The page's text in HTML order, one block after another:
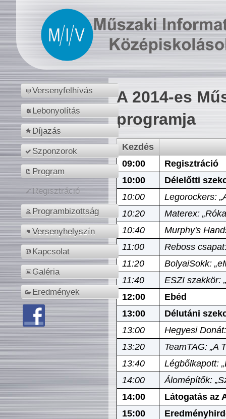
Versenyfelhívás
Lebonyolítás
Díjazás
Szponzorok
Program
Regisztráció
Programbizottság
Versenyhelyszín
Kapcsolat
Galéria
Eredmények
A 2014-es
programja
Kezdés
09:00
Regisztráció
10:00
Délelőtti
10:00
Legorockers:
10:20
Materex:
10:40
Murphy's
11:00
Reboss
11:20
BolyaiSokk:
11:40
ESZI szakkör:
12:00
Ebéd
13:00
Délutáni
13:00
Hegyesi
13:20
TeamTAG: „A
13:40
Légbőlkapott:
14:00
Álomépítők:
14:00
Látogatás az
15:00